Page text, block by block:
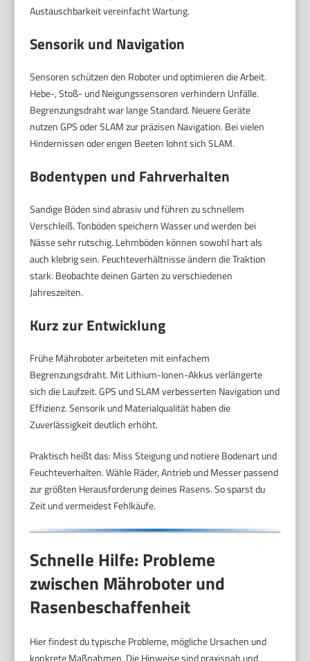
Austauschbarkeit vereinfacht Wartung.
Sensorik und Navigation
Sensoren schützen den Roboter und optimieren die Arbeit.
Hebe-, Stoß- und Neigungssensoren verhindern Unfälle.
Begrenzungsdraht war lange Standard. Neuere Geräte
nutzen GPS oder SLAM zur präzisen Navigation. Bei vielen
Hindernissen oder engen Beeten lohnt sich SLAM.
Bodentypen und Fahrverhalten
Sandige Böden sind abrasiv und führen zu schnellem
Verschleiß. Tonböden speichern Wasser und werden bei
Nässe sehr rutschig. Lehmböden können sowohl hart als
auch klebrig sein. Feuchteverhältnisse ändern die Traktion
stark. Beobachte deinen Garten zu verschiedenen
Jahreszeiten.
Kurz zur Entwicklung
Frühe Mähroboter arbeiteten mit einfachem
Begrenzungsdraht. Mit Lithium-Ionen-Akkus verlängerte
sich die Laufzeit. GPS und SLAM verbesserten Navigation und
Effizienz. Sensorik und Materialqualität haben die
Zuverlässigkeit deutlich erhöht.
Praktisch heißt das: Miss Steigung und notiere Bodenart und
Feuchteverhalten. Wähle Räder, Antrieb und Messer passend
zur größten Herausforderung deines Rasens. So sparst du
Zeit und vermeidest Fehlkäufe.
Schnelle Hilfe: Probleme
zwischen Mähroboter und
Rasenbeschaffenheit
Hier findest du typische Probleme, mögliche Ursachen und